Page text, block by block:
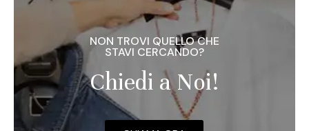
NON TROVI QUELLO CHE
STAVI CERCANDO?
Chiedi a Noi!